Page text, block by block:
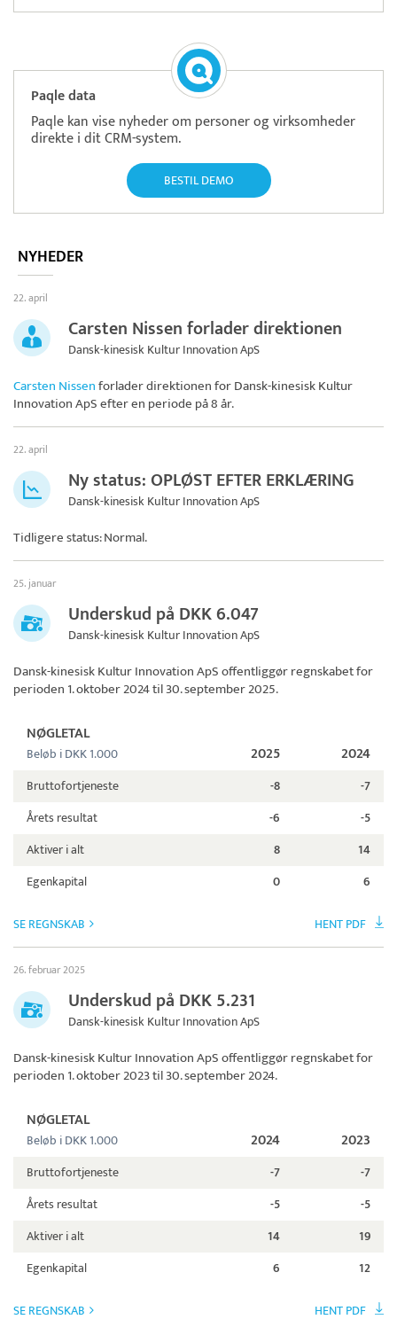
Paqle data
Paqle kan vise nyheder om personer og virksomheder
direkte i dit CRM-system.
BESTIL DEMO
NYHEDER
22. april
Carsten Nissen forlader direktionen
Dansk-kinesisk Kultur Innovation ApS
Carsten Nissenforlader direktionen forDansk-kinesisk Kultur
Innovation ApSefter en periode på 8 år.
22. april
Ny status: OPLØST EFTER ERKLÆRING
Dansk-kinesisk Kultur Innovation ApS
Tidligere status: Normal.
25. januar
Underskud på DKK 6.047
Dansk-kinesisk Kultur Innovation ApS
Dansk-kinesisk Kultur Innovation ApSoffentliggør regnskabet for
perioden 1. oktober 2024 til 30. september 2025.
NØGLETAL
Beløb i DKK 1.000 2025 2024
Bruttofortjeneste -8
-7
Årets resultat
-6
-5
Aktiver i alt
8
14
Egenkapital
0 6
SE REGNSKAB HENT PDF
26. februar 2025
Underskud på DKK 5.231
Dansk-kinesisk Kultur Innovation ApS
Dansk-kinesisk Kultur Innovation ApSoffentliggør regnskabet for
perioden 1. oktober 2023 til 30. september 2024.
NØGLETAL
Beløb i DKK 1.000 2024 2023
Bruttofortjeneste -7
-7
Årets resultat
-5
-5
Aktiver i alt
14
19
Egenkapital
6 12
SE REGNSKAB HENT PDF